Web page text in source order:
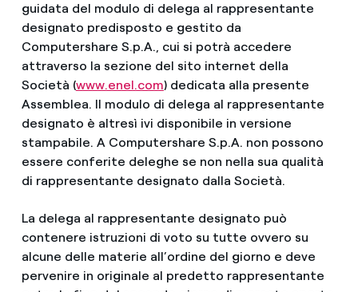
guidata del modulo di delega al rappresentante
designato predisposto e gestito da
Computershare S.p.A., cui si potrà accedere
attraverso la sezione del sito internet della
Società (www.enel.com) dedicata alla presente
Assemblea. Il modulo di delega al rappresentante
designato è altresì ivi disponibile in versione
stampabile. A Computershare S.p.A. non possono
essere conferite deleghe se non nella sua qualità
di rappresentante designato dalla Società.
La delega al rappresentante designato può
contenere istruzioni di voto su tutte ovvero su
alcune delle materie all’ordine del giorno e deve
pervenire in originale al predetto rappresentante